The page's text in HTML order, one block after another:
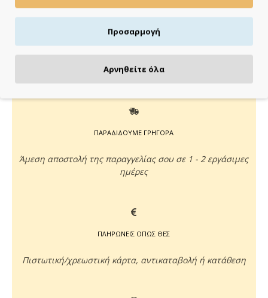
έως 3 άτοκες δόσεις χωρίς πιστωτική κάρτα!
ΠΑΡΑΔΙΔΟΥΜΕ ΓΡΗΓΟΡΑ
Άμεση αποστολή της παραγγελίας σου σε 1 - 2 εργάσιμες
ημέρες
ΠΛΗΡΩΝΕΙΣ ΟΠΩΣ ΘΕΣ
Πιστωτική/χρεωστική κάρτα, αντικαταβολή ή κατάθεση
Προσαρμογή
Αρνηθείτε όλα